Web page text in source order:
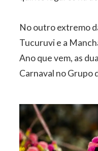
No outro extremo
Tucuruvi e a
Ano que vem, as
Carnaval no Grupo